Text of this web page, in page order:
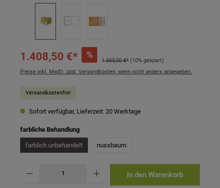
1.408,50 €* %
1.565,00 €* (10% gespart)
Preise inkl. MwSt. zzgl. Versandkosten, wenn nicht anders angegeben.
Versandkostenfrei
Sofort verfügbar, Lieferzeit: 20 Werktage
farbliche Behandlungauswählen
farblich unbehandelt nussbaum
In den Warenkorb